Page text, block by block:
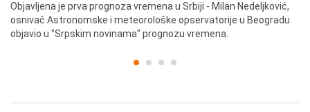
Objavljena je prva prognoza vremena u Srbiji - Milan Nedeljković,
osnivač Astronomske i meteorološke opservatorije u Beogradu
objavio u "Srpskim novinama" prognozu vremena.